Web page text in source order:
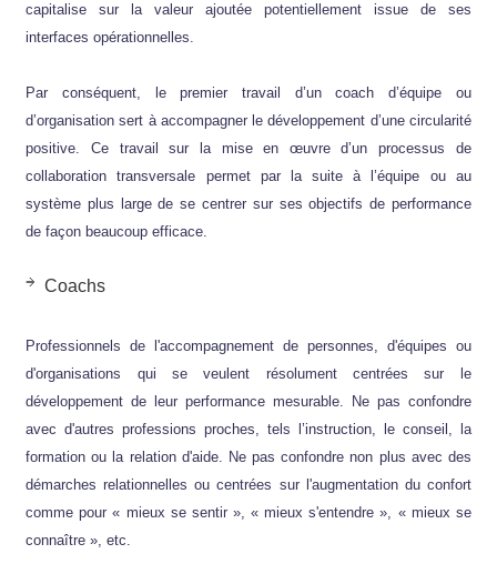
capitalise sur la valeur ajoutée potentiellement issue de ses
interfaces opérationnelles.
Par conséquent, le premier travail d’un coach d’équipe ou
d’organisation sert à accompagner le développement d’une circularité
positive. Ce travail sur la mise en œuvre d’un processus de
collaboration transversale permet par la suite à l’équipe ou au
système plus large de se centrer sur ses objectifs de performance
de façon beaucoup efficace.
Coachs
Professionnels de l'accompagnement de personnes, d'équipes ou
d'organisations qui se veulent résolument centrées sur le
développement de leur performance mesurable. Ne pas confondre
avec d'autres professions proches, tels l’instruction, le conseil, la
formation ou la relation d'aide. Ne pas confondre non plus avec des
démarches relationnelles ou centrées sur l'augmentation du confort
comme pour « mieux se sentir », « mieux s'entendre », « mieux se
connaître », etc.